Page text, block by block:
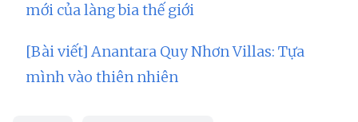
mới của làng bia thế giới
[Bài viết] Anantara Quy Nhơn Villas: Tựa
mình vào thiên nhiên